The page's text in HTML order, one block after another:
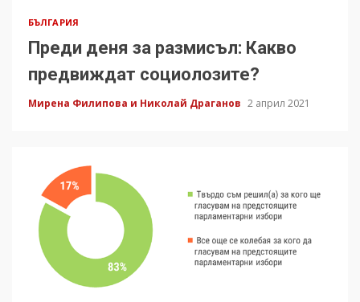
БЪЛГАРИЯ
Преди деня за размисъл: Какво
предвиждат социолозите?
Мирена Филипова и Николай Драганов 2 април 2021